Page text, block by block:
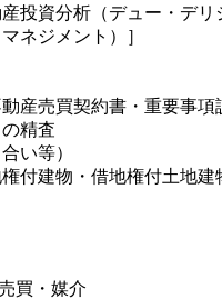
投資分析（デュー・デ
ネジメント）］
産売買契約書・重要事項
精査
い等）
付建物・借地権付土地建
買・媒介